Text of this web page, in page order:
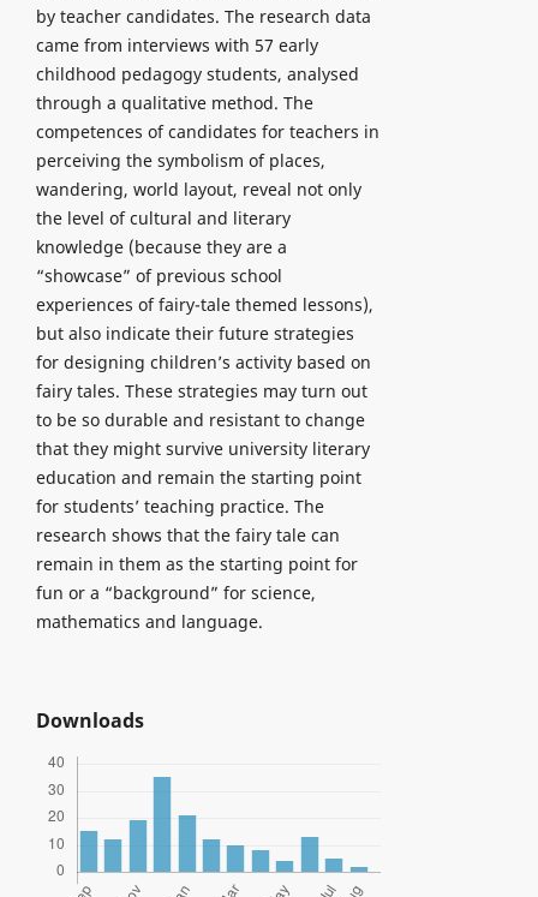
by teacher candidates. The research data
came from interviews with 57 early
childhood pedagogy students, analysed
through a qualitative method. The
competences of candidates for teachers in
perceiving the symbolism of places,
wandering, world layout, reveal not only
the level of cultural and literary
knowledge (because they are a
“showcase” of previous school
experiences of fairy-tale themed lessons),
but also indicate their future strategies
for designing children’s activity based on
fairy tales. These strategies may turn out
to be so durable and resistant to change
that they might survive university literary
education and remain the starting point
for students’ teaching practice. The
research shows that the fairy tale can
remain in them as the starting point for
fun or a “background” for science,
mathematics and language.
Downloads